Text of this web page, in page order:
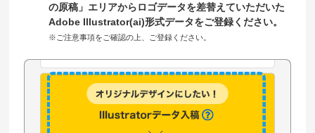
の原稿」エリアからロゴデータを差替えていただいた
Adobe Illustrator(ai)形式データをご登録ください。
※ご注意事項をご確認の上、ご登録ください。